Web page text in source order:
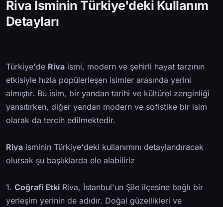
Riva İsminin Türkiye'deki Kullanım
Detayları
Türkiye'de Riva ismi, modern ve şehirli hayat tarzının
etkisiyle hızla popülerleşen isimler arasında yerini
almıştır. Bu isim, bir yandan tarihi ve kültürel zenginliği
yansıtırken, diğer yandan modern ve sofistike bir isim
olarak da tercih edilmektedir.
Riva isminin Türkiye'deki kullanımını detaylandıracak
olursak şu başlıklarda ele alabiliriz
1. Coğrafi Etki Riva, İstanbul'un Şile ilçesine bağlı bir
yerleşim yerinin de adıdır. Doğal güzellikleri ve